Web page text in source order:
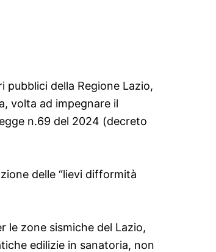
pubblici della Regione Lazio,
volta ad impegnare il
n.69 del 2024 (decreto
delle “lievi difformità
le zone sismiche del Lazio,
edilizie in sanatoria, non